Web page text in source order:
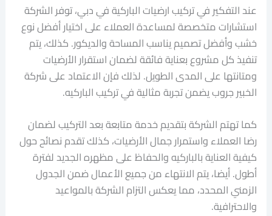
عند التفكير في تركيب ارضيات الباركية في دبي، توفر الشركة
استشارات متخصصة لمساعدة العملاء على اختيار أفضل نوع
خشب وأفضل تصميم يناسب المساحة والديكور. كذلك، يتم
تنفيذ كل مشروع بعناية فائقة لضمان استقرار الأرضيات
ومتانتها على المدى الطويل. لذلك فإن الاعتماد على شركة
الخبير جروب يضمن تجربة مثالية في تركيب الباركيه.
كما تهتم الشركة بتقديم خدمة متابعة بعد التركيب لضمان
رضا العملاء واستمرار جمال الأرضيات، كذلك تقدم نصائح حول
كيفية العناية بالباركيه والحفاظ على مظهره الجديد لفترة
أطول. أيضا، يتم الانتهاء من جميع الأعمال ضمن الجدول
الزمني المحدد، مما يعكس التزام الشركة بالمواعيد
والاحترافية.